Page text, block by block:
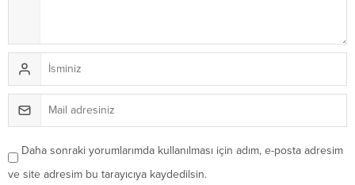
Daha sonraki yorumlarımda kullanılması için adım, e-posta adresim
ve site adresim bu tarayıcıya kaydedilsin.